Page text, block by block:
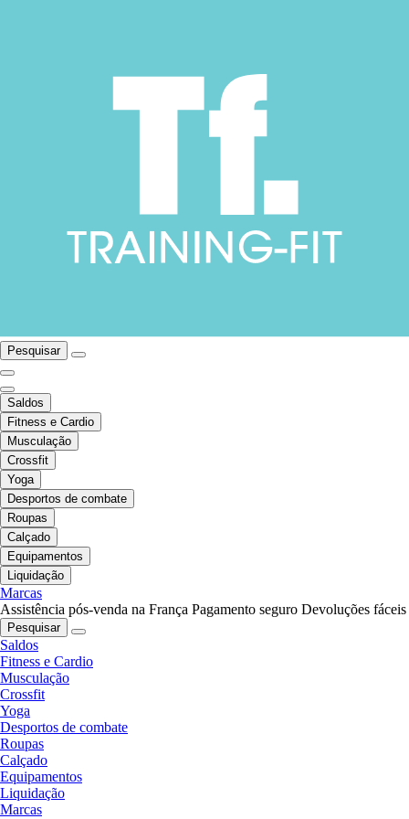
Pesquisar
Saldos
Fitness e Cardio
Musculação
Crossfit
Yoga
Desportos de combate
Roupas
Calçado
Equipamentos
Liquidação
Marcas
Assistência pós-venda na França Pagamento seguro Devoluções fáceis
Pesquisar
Saldos
Fitness e Cardio
Musculação
Crossfit
Yoga
Desportos de combate
Roupas
Calçado
Equipamentos
Liquidação
Marcas